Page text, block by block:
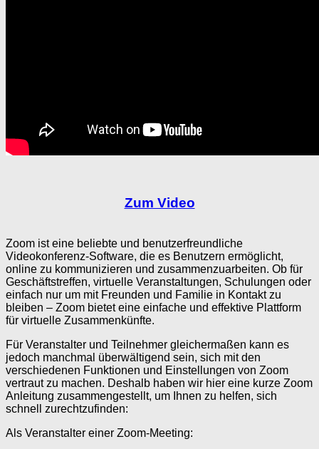
Zum Video
Zoom ist eine beliebte und benutzerfreundliche
Videokonferenz-Software, die es Benutzern ermöglicht,
online zu kommunizieren und zusammenzuarbeiten. Ob für
Geschäftstreffen, virtuelle Veranstaltungen, Schulungen oder
einfach nur um mit Freunden und Familie in Kontakt zu
bleiben – Zoom bietet eine einfache und effektive Plattform
für virtuelle Zusammenkünfte.
Für Veranstalter und Teilnehmer gleichermaßen kann es
jedoch manchmal überwältigend sein, sich mit den
verschiedenen Funktionen und Einstellungen von Zoom
vertraut zu machen. Deshalb haben wir hier eine kurze Zoom
Anleitung zusammengestellt, um Ihnen zu helfen, sich
schnell zurechtzufinden:
Als Veranstalter einer Zoom-Meeting: